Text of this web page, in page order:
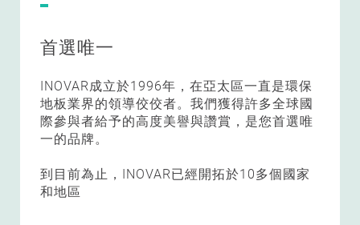
首選唯一
INOVAR成立於1996年，在亞太區一直是環保
地板業界的領導佼佼者。我們獲得許多全球國
際參與者給予的高度美譽與讚賞，是您首選唯
一的品牌。
到目前為止，INOVAR已經開拓於10多個國家
和地區